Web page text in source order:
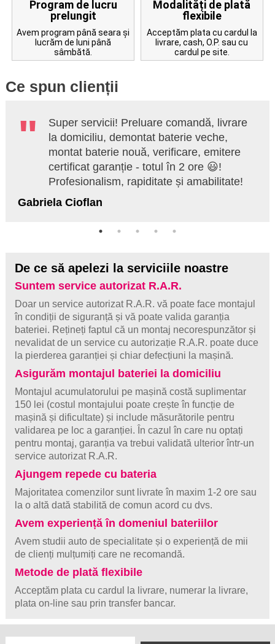
Program de lucru
prelungit
Avem program până seara și
lucrăm de luni până
sâmbătă.
Modalități de plată
flexibile
Acceptăm plata cu cardul la
livrare, cash, O.P. sau cu
cardul pe site.
Ce spun clienții
Super servicii! Preluare comandă, livrare
la domiciliu, demontat baterie veche,
montat baterie nouă, verificare, emitere
certificat garanție - totul în 2 ore 😃!
Profesionalism, rapiditate și amabilitate!
Gabriela Cioflan
De ce să apelezi la serviciile noastre
Suntem service autorizat R.A.R.
Doar un service autorizat R.A.R. vă poate face montajul
în condiții de siguranță și vă poate valida garanția
bateriei. Rețineți faptul că un montaj necorespunzător și
nevalidat de un service cu autorizație R.A.R. poate duce
la pierderea garanției și chiar defecțiuni la mașină.
Asigurăm montajul bateriei la domiciliu
Montajul acumulatorului pe mașină costă suplimentar
150 lei (costul montajului poate crește în funcție de
mașină și dificultate) și include măsurătorile pentru
validarea pe loc a garanției. În cazul în care nu optați
pentru montaj, garanția va trebui validată ulterior într-un
service autorizat R.A.R.
Ajungem repede cu bateria
Majoritatea comenzilor sunt livrate în maxim 1-2 ore sau
la o altă dată stabilită de comun acord cu dvs.
Avem experiență în domeniul bateriilor
Avem studii auto de specialitate și o experiență de mii
de clienți mulțumiți care ne recomandă.
Metode de plată flexibile
Acceptăm plata cu cardul la livrare, numerar la livrare,
plata on-line sau prin transfer bancar.